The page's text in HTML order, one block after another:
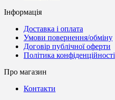
Інформація
Доставка і оплата
Умови повернення/обміну
Договір публічної оферти
Політика конфіденційності
Про магазин
Контакти